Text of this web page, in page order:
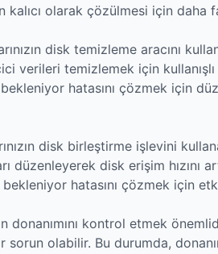
olarak çözülmesi için daha
disk temizleme aracını
verileri temizlemek için kullanışlı
hatasını çözmek için
disk birleştirme işlevini
düzenleyerek disk erişim hızını
hatasını çözmek için
donanımını kontrol etmek
sorun olabilir. Bu durumda,